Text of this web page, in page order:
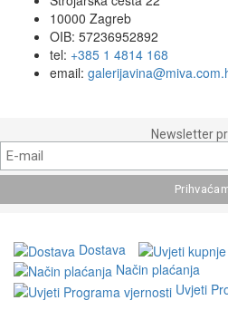
10000 Zagreb
OIB: 57236952892
tel: +385 1 4814 168
email:
Newsletter
Dostava
Način plaćanja
Uvjeti